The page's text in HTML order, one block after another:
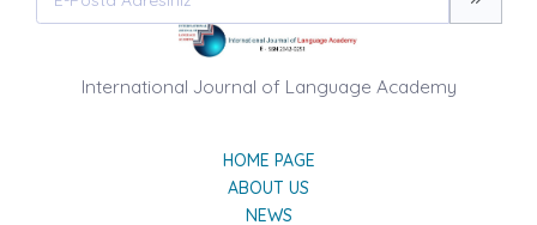
International Journal of Language Academy
HOME PAGE
ABOUT US
NEWS